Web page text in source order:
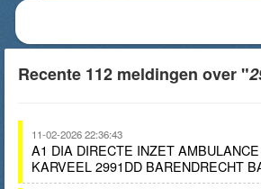
Recente 112 meldingen over "
11-02-2026 22:36:43
A1 DIA DIRECTE INZET
KARVEEL 2991DD BARENDRECHT